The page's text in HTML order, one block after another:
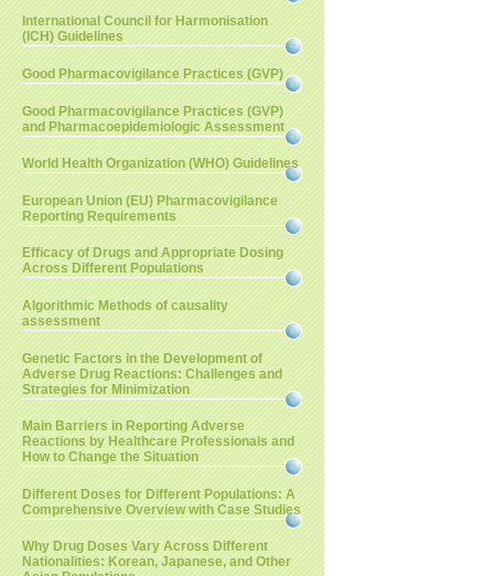
International Council for Harmonisation
(ICH) Guidelines
Good Pharmacovigilance Practices (GVP)
Good Pharmacovigilance Practices (GVP)
and Pharmacoepidemiologic Assessment
World Health Organization (WHO) Guidelines
European Union (EU) Pharmacovigilance
Reporting Requirements
Efficacy of Drugs and Appropriate Dosing
Across Different Populations
Algorithmic Methods of causality
assessment
Genetic Factors in the Development of
Adverse Drug Reactions: Challenges and
Strategies for Minimization
Main Barriers in Reporting Adverse
Reactions by Healthcare Professionals and
How to Change the Situation
Different Doses for Different Populations: A
Comprehensive Overview with Case Studies
Why Drug Doses Vary Across Different
Nationalities: Korean, Japanese, and Other